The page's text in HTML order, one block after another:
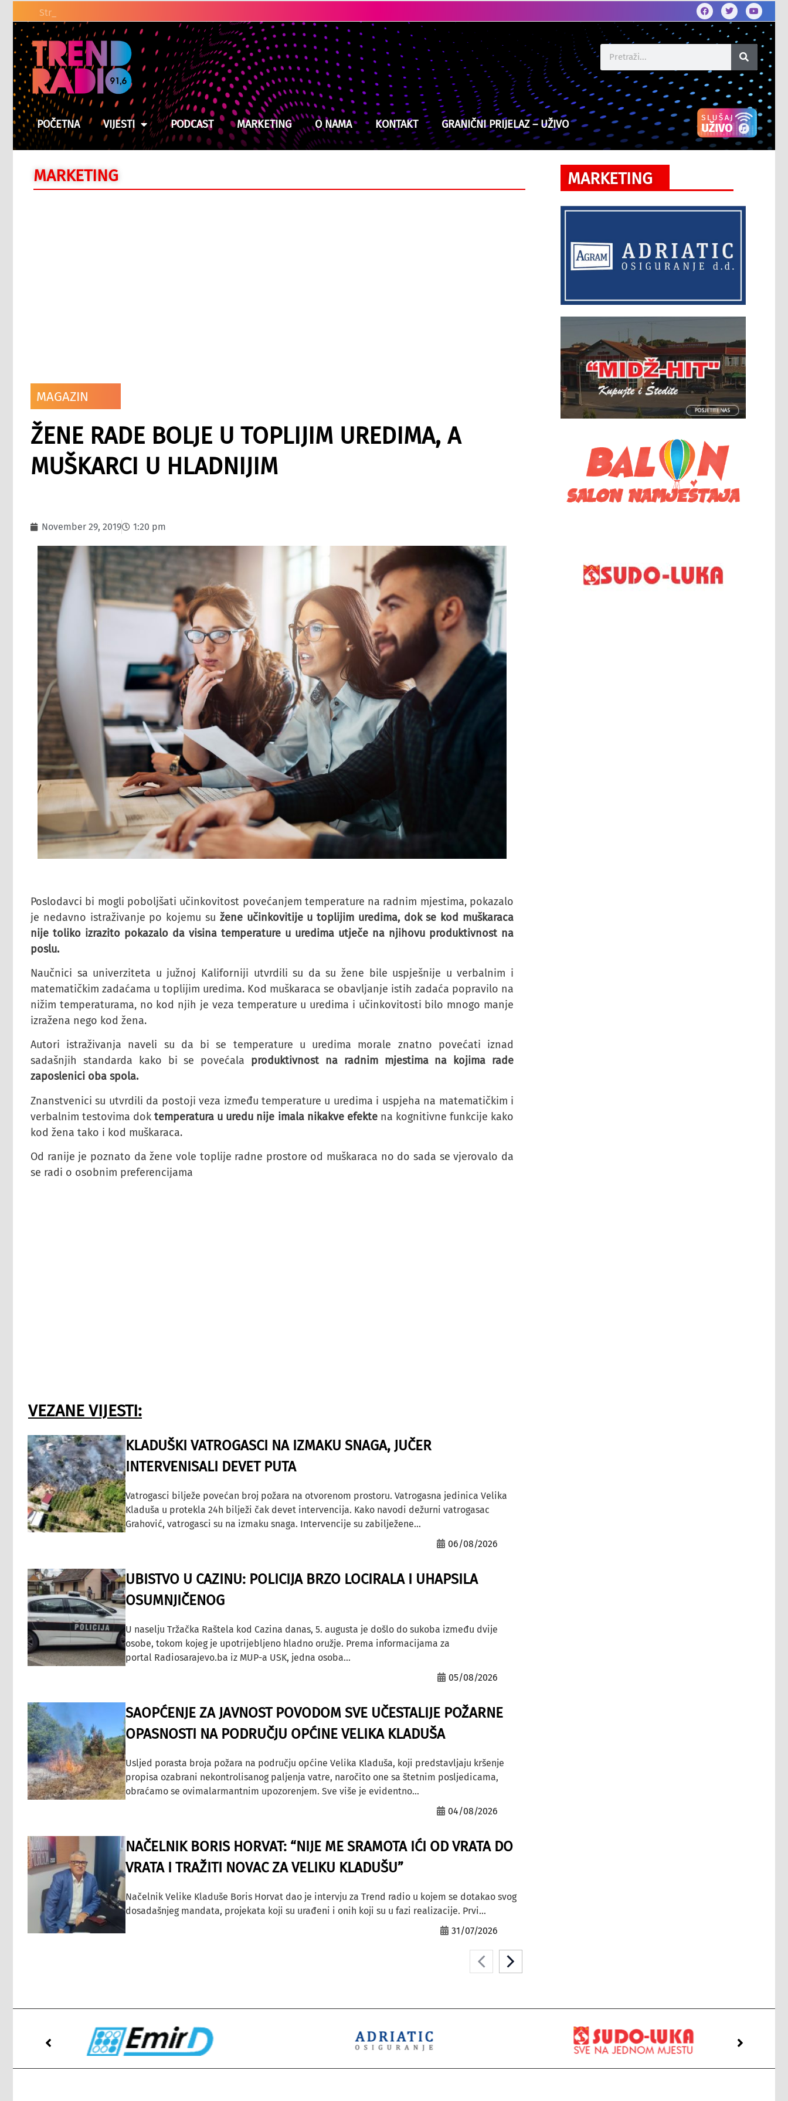
Stravičan zločin u Bosanskoj K
POČETNA VIJESTI PODCAST MARKETING O NAMA KONTAKT GRANIČNI PRIJELAZ – UŽIVO
MARKETING
MAGAZIN
ŽENE RADE BOLJE U TOPLIJIM UREDIMA, A
MUŠKARCI U HLADNIJIM
November 29, 2019 1:20 pm
Poslodavci bi mogli poboljšati učinkovitost povećanjem temperature na radnim mjestima, pokazalo
je nedavno istraživanje po kojemu su žene učinkovitije u toplijim uredima, dok se kod muškaraca
nije toliko izrazito pokazalo da visina temperature u uredima utječe na njihovu produktivnost na
poslu.
Naučnici sa univerziteta u južnoj Kaliforniji utvrdili su da su žene bile uspješnije u verbalnim i
matematičkim zadaćama u toplijim uredima. Kod muškaraca se obavljanje istih zadaća popravilo na
nižim temperaturama, no kod njih je veza temperature u uredima i učinkovitosti bilo mnogo manje
izražena nego kod žena.
Autori istraživanja naveli su da bi se temperature u uredima morale znatno povećati iznad
sadašnjih standarda kako bi se povećala produktivnost na radnim mjestima na kojima rade
zaposlenici oba spola.
Znanstvenici su utvrdili da postoji veza između temperature u uredima i uspjeha na matematičkim i
verbalnim testovima doktemperatura u uredu nije imala nikakve efekte na kognitivne funkcije kako
kod žena tako i kod muškaraca.
Od ranije je poznato da žene vole toplije radne prostore od muškaraca no do sada se vjerovalo da
se radi o osobnim preferencijama
VEZANE VIJESTI:
KLADUŠKI VATROGASCI NA IZMAKU SNAGA, JUČER
INTERVENISALI DEVET PUTA
Vatrogasci bilježe povećan broj požara na otvorenom prostoru. Vatrogasna jedinica Velika
Kladuša u protekla 24h bilježi čak devet intervencija. Kako navodi dežurni vatrogasac
Grahović, vatrogasci su na izmaku snaga. Intervencije su zabilježene...
06/08/2026
UBISTVO U CAZINU: POLICIJA BRZO LOCIRALA I UHAPSILA
OSUMNJIČENOG
U naselju Tržačka Raštela kod Cazina danas, 5. augusta je došlo do sukoba između dvije
osobe, tokom kojeg je upotrijebljeno hladno oružje. Prema informacijama za
portal Radiosarajevo.ba iz MUP-a USK, jedna osoba...
05/08/2026
SAOPĆENJE ZA JAVNOST POVODOM SVE UČESTALIJE POŽARNE
OPASNOSTI NA PODRUČJU OPĆINE VELIKA KLADUŠA
Usljed porasta broja požara na području općine Velika Kladuša, koji predstavljaju kršenje
propisa ozabrani nekontrolisanog paljenja vatre, naročito one sa štetnim posljedicama,
obraćamo se ovimalarmantnim upozorenjem. Sve više je evidentno...
04/08/2026
NAČELNIK BORIS HORVAT: “NIJE ME SRAMOTA IĆI OD VRATA DO
VRATA I TRAŽITI NOVAC ZA VELIKU KLADUŠU”
Načelnik Velike Kladuše Boris Horvat dao je intervju za Trend radio u kojem se dotakao svog
dosadašnjeg mandata, projekata koji su urađeni i onih koji su u fazi realizacije. Prvi...
31/07/2026
MARKETING